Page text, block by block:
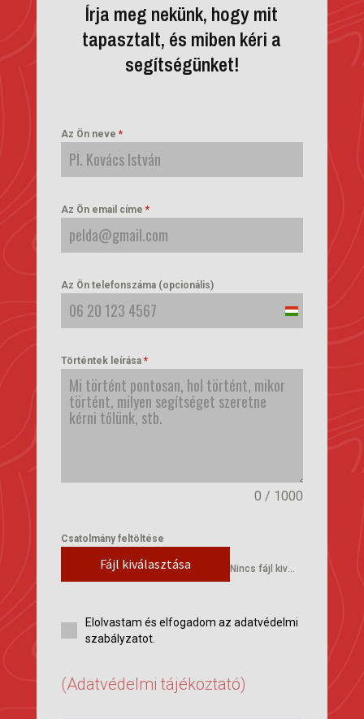
Írja meg nekünk, hogy mit
tapasztalt, és miben kéri a
segítségünket!
Az Ön neve *
Az Ön email címe *
Az Ön telefonszáma (opcionális)
Hungary
Történtek leírása *
0 / 1000
Csatolmány feltöltése
Fájl kiválasztása Nincs fájl kiválasztva
Elolvastam és elfogadom az adatvédelmi
szabályzatot.
(Adatvédelmi tájékoztató)